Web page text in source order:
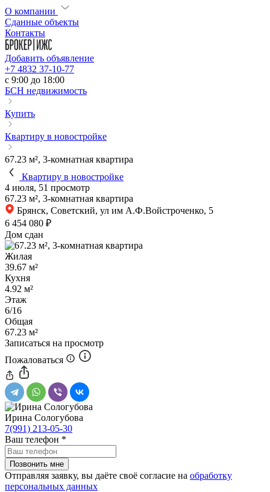
О компании
Сданные объекты
Контакты
Добавить объявление
+7 4832 37-10-77
c 9:00 до 18:00
БСН недвижимость
Купить
Квартиру в новостройке
67.23 м², 3-комнатная квартира
Квартиру в новостройке
4 июля, 51 просмотр
67.23 м², 3-комнатная квартира
Брянск, Советский, ул им А.Ф.Войстроченко, 5
6 454 080 ₽
Дом сдан
Жилая
39.67 м²
Кухня
4.92 м²
Этаж
6/16
Общая
67.23 м²
Записаться на просмотр
Пожаловаться
Ирина Сологубова
7(991) 213-05-30
Ваш телефон *
Отправляя заявку, вы даёте своё согласие на обработку
персональных данных